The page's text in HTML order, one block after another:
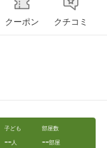
クーポン クチコミ
子ども
--人
部屋数
--部屋